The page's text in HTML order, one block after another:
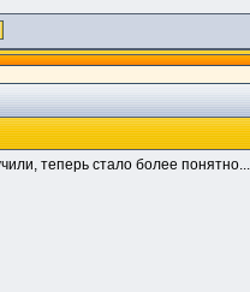
теперь стало более